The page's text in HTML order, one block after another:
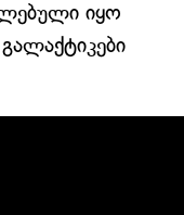
იყო